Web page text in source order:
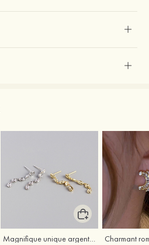
Magnifique unique argent s925 boucles d'oreilles